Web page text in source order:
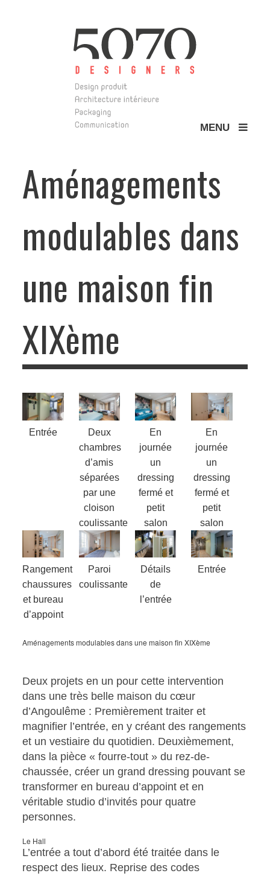
MENU
Aménagements
modulables dans
une maison fin
XIXème
Entrée
Deux
chambres
d’amis
séparées
par une
cloison
coulissante
En
journée
un
dressing
fermé et
petit
salon
En
journée
un
dressing
fermé et
petit
salon
Rangement
chaussures
et bureau
d’appoint
Paroi
coulissante
Détails
de
l’entrée
Entrée
Aménagements modulables dans une maison fin XIXème
Deux projets en un pour cette intervention
dans une très belle maison du cœur
d’Angoulême : Premièrement traiter et
magnifier l’entrée, en y créant des rangements
et un vestiaire du quotidien. Deuxièmement,
dans la pièce « fourre-tout » du rez-de-
chaussée, créer un grand dressing pouvant se
transformer en bureau d’appoint et en
véritable studio d’invités pour quatre
personnes.
Le Hall
L’entrée a tout d’abord été traitée dans le
respect des lieux. Reprise des codes